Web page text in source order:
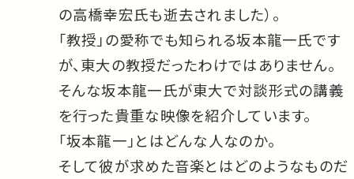
の高橋幸宏氏も逝去されました）。
「教授」の愛称でも知られる坂本龍一氏です
が、東大の教授だったわけではありません。
そんな坂本龍一氏が東大で対談形式の講義
を行った貴重な映像を紹介しています。
「坂本龍一」とはどんな人なのか。
そして彼が求めた音楽とはどのようなものだ